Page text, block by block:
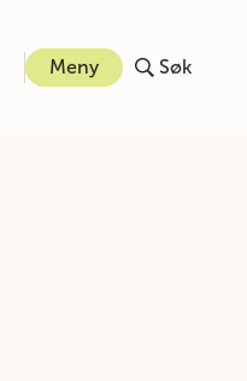
Meny Søk